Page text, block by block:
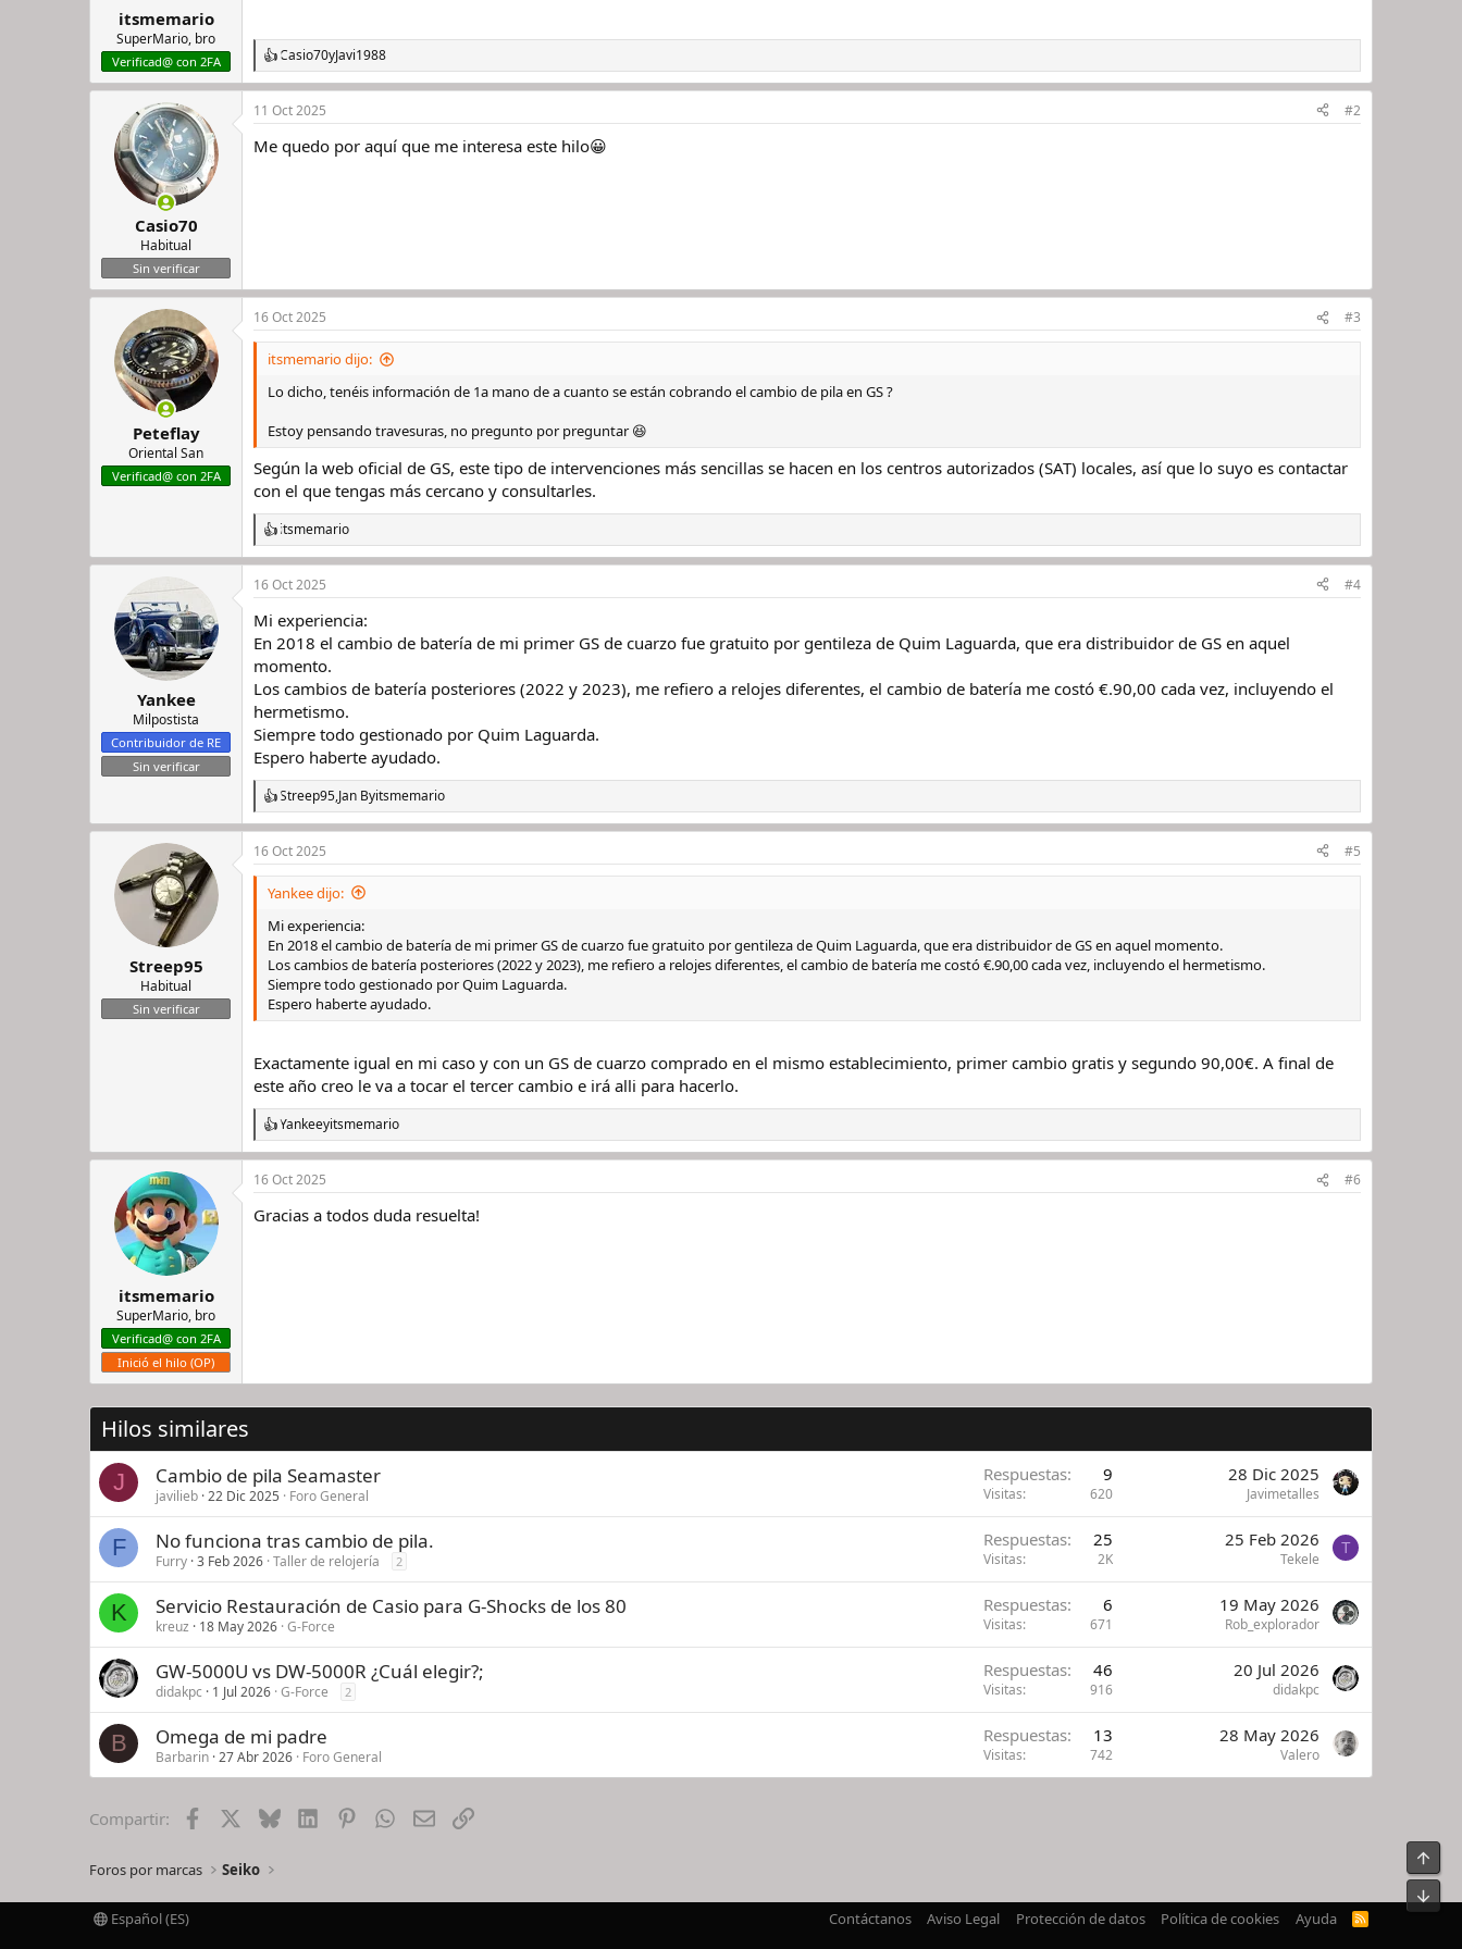
e
l
h
n
i
c
i
o
itsmemario
SuperMario, bro
Verificad@ con 2FA
R
e
a
c
i
Casio70yJavi1988
Casio70
Habitual
Sin verificar
11 Oct 2025 #2
Me quedo por aquí que me interesa este hilo😀
Peteflay
Oriental San
Verificad@ con 2FA
16 Oct 2025 #3
itsmemario dijo:
Lo dicho, tenéis información de 1a mano de a cuanto se están cobrando el cambio de pila en GS ?
Estoy pensando travesuras, no pregunto por preguntar 😆
Según la web oficial de GS, este tipo de intervenciones más sencillas se hacen en los centros autorizados (SAT) locales, así que lo suyo es contactar
con el que tengas más cercano y consultarles.
R
e
a
c
i
o
e
s
:
itsmemario
Yankee
Milpostista
Contribuidor de RE
Sin verificar
16 Oct 2025 #4
Mi experiencia:
En 2018 el cambio de batería de mi primer GS de cuarzo fue gratuito por gentileza de Quim Laguarda, que era distribuidor de GS en aquel
momento.
Los cambios de batería posteriores (2022 y 2023), me refiero a relojes diferentes, el cambio de batería me costó €.90,00 cada vez, incluyendo el
hermetismo.
Siempre todo gestionado por Quim Laguarda.
Espero haberte ayudado.
R
e
a
c
c
Streep95,Jan Byitsmemario
Streep95
Habitual
Sin verificar
16 Oct 2025 #5
Yankee dijo:
Mi experiencia:
En 2018 el cambio de batería de mi primer GS de cuarzo fue gratuito por gentileza de Quim Laguarda, que era distribuidor de GS en aquel momento.
Los cambios de batería posteriores (2022 y 2023), me refiero a relojes diferentes, el cambio de batería me costó €.90,00 cada vez, incluyendo el hermetismo.
Siempre todo gestionado por Quim Laguarda.
Espero haberte ayudado.
Exactamente igual en mi caso y con un GS de cuarzo comprado en el mismo establecimiento, primer cambio gratis y segundo 90,00€. A final de
este año creo le va a tocar el tercer cambio e irá alli para hacerlo.
R
e
a
c
i
Yankeeyitsmemario
itsmemario
SuperMario, bro
Verificad@ con 2FA
Inició el hilo (OP)
16 Oct 2025 #6
Gracias a todos duda resuelta!
Hilos similares
J Cambio de pila Seamaster
javilieb 22 Dic 2025 Foro General
Respuestas 9
Visitas 620
28 Dic 2025
Javimetalles
F No funciona tras cambio de pila.
Furry 3 Feb 2026 Taller de relojería 2
Respuestas 25
Visitas 2K
25 Feb 2026
Tekele
T
K Servicio Restauración de Casio para G-Shocks de los 80
kreuz 18 May 2026 G-Force
Respuestas 6
Visitas 671
19 May 2026
Rob_explorador
GW-5000U vs DW-5000R ¿Cuál elegir?;
didakpc 1 Jul 2026 G-Force 2
Respuestas 46
Visitas 916
20 Jul 2026
didakpc
B Omega de mi padre
Barbarin 27 Abr 2026 Foro General
Respuestas 13
Visitas 742
28 May 2026
Valero
Compartir: Facebook BlueskyLinkedInPinterestWhatsApp
EmailEnlace
Foros por marcas Seiko
Español (ES) Contáctanos Aviso Legal Protección de datos Política de cookies Ayuda
R